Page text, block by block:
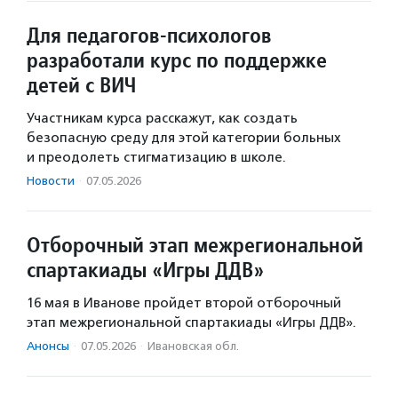
Для педагогов-психологов
разработали курс по поддержке
детей с ВИЧ
Участникам курса расскажут, как создать
безопасную среду для этой категории больных
и преодолеть стигматизацию в школе.
Новости · 07.05.2026
Отборочный этап межрегиональной
спартакиады «Игры ДДВ»
16 мая в Иванове пройдет второй отборочный
этап межрегиональной спартакиады «Игры ДДВ».
Анонсы · 07.05.2026 · Ивановская обл.